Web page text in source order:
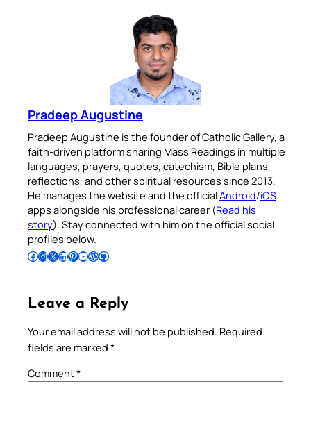
Pradeep Augustine
Pradeep Augustine is the founder of Catholic Gallery, a
faith-driven platform sharing Mass Readings in multiple
languages, prayers, quotes, catechism, Bible plans,
reflections, and other spiritual resources since 2013.
He manages the website and the officialAndroid/iOS
apps alongside his professional career (Read his
story). Stay connected with him on the official social
profiles below.
Follow Pradeep on Facebook Follow Pradeep on InstagramFollow Pradeep on X Follow Pradeep on LinkedIn Follow Pradeep on Pinterest Subscribe to Pradeep’s Youtube Channel Follow Pradeep on WordPress Follow Pradeep on GitHub
Leave a Reply
Your email address will not be published. Required
fields are marked *
Comment*